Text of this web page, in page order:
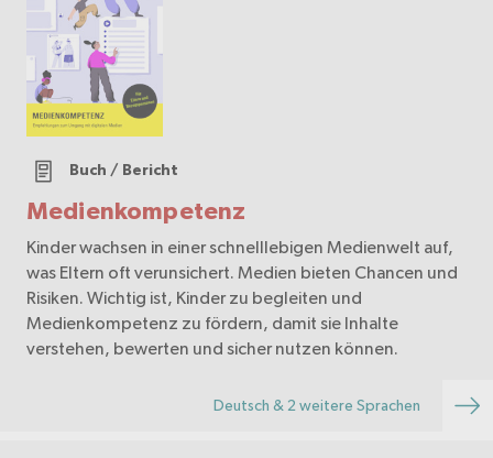
Medienkompetenz
Buch / Bericht
Kinder wachsen in einer schnelllebigen Medienwelt auf,
was Eltern oft verunsichert. Medien bieten Chancen und
Risiken. Wichtig ist, Kinder zu begleiten und
Medienkompetenz zu fördern, damit sie Inhalte
verstehen, bewerten und sicher nutzen können.
Deutsch & 2 weitere Sprachen